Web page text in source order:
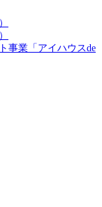
事業「アイハウスde